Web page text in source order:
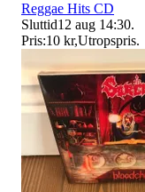
Reggae Hits CD
Sluttid12 aug 14:30.
Pris:10 kr,Utropspris.